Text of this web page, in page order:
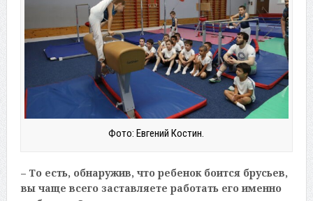
Фото: Евгений Костин.
– То есть, обнаружив, что ребенок боится брусьев,
вы чаще всего заставляете работать его именно